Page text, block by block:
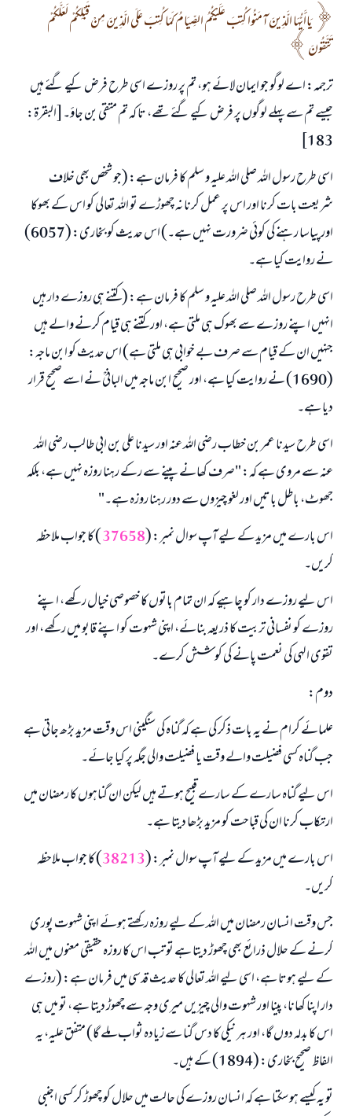
يَاأَيُّهَا الَّذِينَ آمَنُوا كُتِبَ عَلَيْكُمُ الصِّيَامُ كَمَا كُتِبَ عَلَى الَّذِينَ مِنْ قَبْلِكُمْ لَعَلَّكُمْ
تَتَّقُونَ
ترجمہ: اے لوگو جو ایمان لائے ہو، تم پر روزے اسی طرح فرض کیے گئے ہیں
جیسے تم سے پہلے لوگوں پر فرض کیے گئے تھے، تا کہ تم متقی بن جاؤ۔[البقرة:
183]
اسی طرح رسول اللہ صلی اللہ علیہ و سلم کا فرمان ہے: (جو شخص بھی خلاف
شریعت بات کرنا اور اس پر عمل کرنا نہ چھوڑے تو اللہ تعالی کو اس کے بھوکا
اور پیاسا رہنے کی کوئی ضرورت نہیں ہے۔) اس حدیث کو بخاری: (6057)
نے روایت کیا ہے۔
اسی طرح رسول اللہ صلی اللہ علیہ و سلم کا فرمان ہے: (کتنے ہی روزے دار ہیں
انہیں اپنے روزے سے بھوک ہی ملتی ہے، اور کتنے ہی قیام کرنے والے ہیں
جنہیں ان کے قیام سے صرف بے خوابی ہی ملتی ہے) اس حدیث کو ابن ماجہ:
(1690) نے روایت کیا ہے، اور صحیح ابن ماجہ میں البانیؒ نے اسے صحیح قرار
دیا ہے۔
اسی طرح سیدنا عمر بن خطاب رضی اللہ عنہ اور سیدنا علی بن ابی طالب رضی اللہ
عنہ سے مروی ہے کہ: "صرف کھانے پینے سے رکے رہنا روزہ نہیں ہے، بلکہ
جھوٹ، باطل باتیں اور لغو چیزوں سے دور رہنا روزہ ہے۔"
اس بارے میں مزید کے لیے آپ سوال نمبر: (37658) کا جواب ملاحظہ
کریں۔
اس لیے روزے دار کو چاہیے کہ ان تمام باتوں کا خصوصی خیال رکھے، اپنے
روزے کو نفسانی تربیت کا ذریعہ بنائے، اپنی شہوت کو اپنے قابو میں رکھے، اور
تقوی الہی کی نعمت پانے کی کوشش کرے۔
دوم:
علمائے کرام نے یہ بات ذکر کی ہے کہ گناہ کی سنگینی اس وقت مزید بڑھ جاتی ہے
جب گناہ کسی فضیلت والے وقت یا فضیلت والی جگہ پر کیا جائے۔
اس لیے گناہ سارے کے سارے قبیح ہوتے ہیں لیکن ان گناہوں کا رمضان میں
ارتکاب کرنا ان کی قباحت کو مزید بڑھا دیتا ہے۔
اس بارے میں مزید کے لیے آپ سوال نمبر: (38213) کا جواب ملاحظہ
کریں۔
جس وقت انسان رمضان میں اللہ کے لیے روزہ رکھتے ہوئے اپنی شہوت پوری
کرنے کے حلال ذرائع بھی چھوڑ دیتا ہے تو تب اس کا روزہ حقیقی معنوں میں اللہ
کے لیے ہوتا ہے، اسی لیے اللہ تعالی کا حدیث قدسی میں فرمان ہے: (روزے
دار اپنا کھانا، پینا اور شہوت والی چیزیں میری وجہ سے چھوڑ دیتا ہے، تو میں ہی
اس کا بدلہ دوں گا، اور ہر نیکی کا دس گنا سے زیادہ ثواب ملے گا) متفق علیہ، یہ
الفاظ صحیح بخاری: (1894) کے ہیں۔
تو یہ کیسے ہو سکتا ہے کہ انسان روزے کی حالت میں حلال کو چھوڑ کر کسی اجنبی